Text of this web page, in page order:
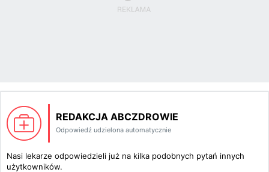
REDAKCJA ABCZDROWIE
Odpowiedź udzielona automatycznie
Nasi lekarze odpowiedzieli już na kilka podobnych pytań innych
użytkowników.